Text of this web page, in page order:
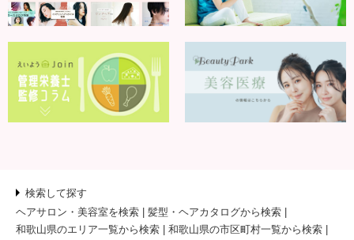
検索して探す
ヘアサロン・美容室を検索
髪型・ヘアカタログから検索
和歌山県のエリア一覧から検索
和歌山県の市区町村一覧から検索